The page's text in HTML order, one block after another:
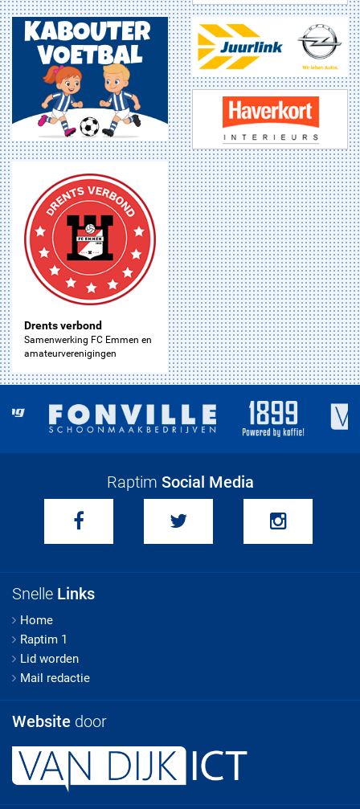
Drents verbond
Samenwerking FC Emmen en
amateurverenigingen
Raptim Social Media
Snelle Links
Home
Raptim 1
Lid worden
Mail redactie
Website door